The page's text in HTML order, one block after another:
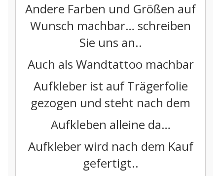
Andere Farben und Größen auf
Wunsch machbar… schreiben
Sie uns an..
Auch als Wandtattoo machbar
Aufkleber ist auf Trägerfolie
gezogen und steht nach dem
Aufkleben alleine da…
Aufkleber wird nach dem Kauf
gefertigt..